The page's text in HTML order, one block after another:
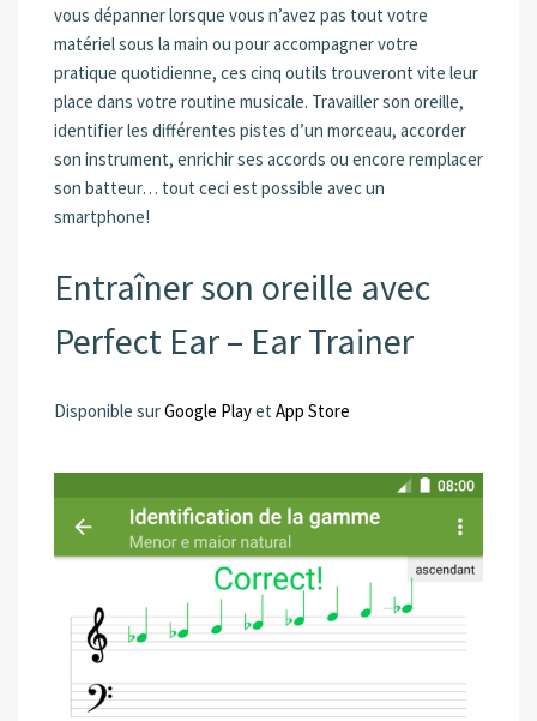
vous dépanner lorsque vous n’avez pas tout votre
matériel sous la main ou pour accompagner votre
pratique quotidienne, ces cinq outils trouveront vite leur
place dans votre routine musicale. Travailler son oreille,
identifier les différentes pistes d’un morceau, accorder
son instrument, enrichir ses accords ou encore remplacer
son batteur… tout ceci est possible avec un
smartphone!
Entraîner son oreille avec
Perfect Ear – Ear Trainer
Disponible surGoogle Playet App Store